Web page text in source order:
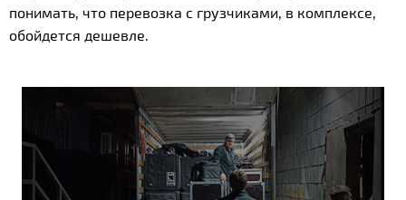
понимать, что перевозка с грузчиками, в комплексе,
обойдется дешевле.